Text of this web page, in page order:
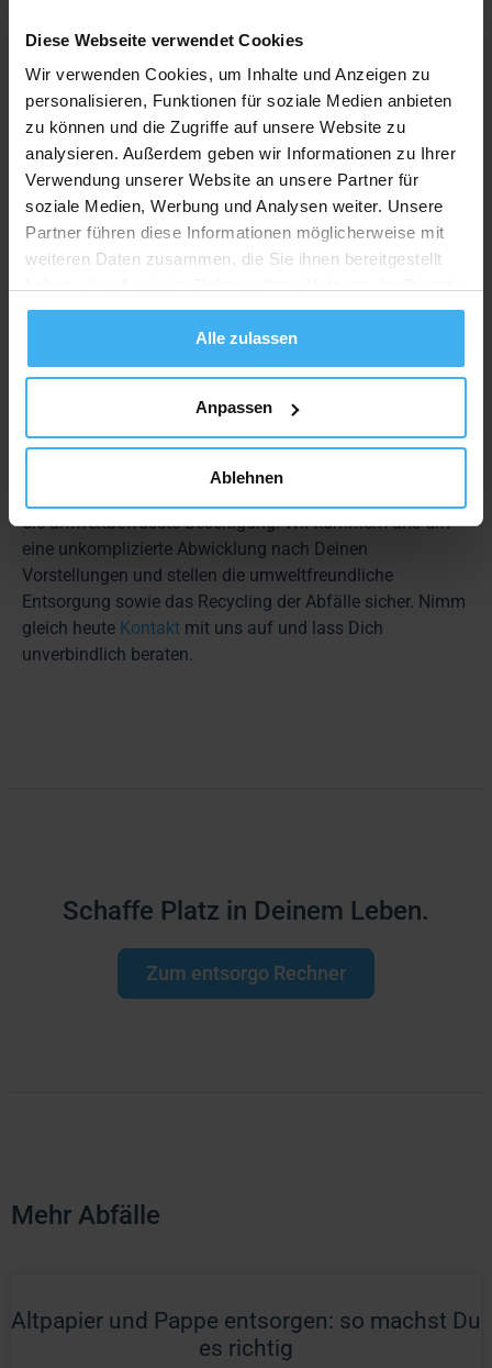
Diese Webseite verwendet Cookies
Wir verwenden Cookies, um Inhalte und Anzeigen zu
personalisieren, Funktionen für soziale Medien anbieten
zu können und die Zugriffe auf unsere Website zu
analysieren. Außerdem geben wir Informationen zu Ihrer
Verwendung unserer Website an unsere Partner für
soziale Medien, Werbung und Analysen weiter. Unsere
Partner führen diese Informationen möglicherweise mit
weiteren Daten zusammen, die Sie ihnen bereitgestellt
gesammelt haben.
Alle zulassen
Anpassen
Ablehnen
Regel über die Verpackung. Zum Beispiel über einen
grünen Punkt darauf oder einen anderen Hinweis zur
richtigen Entsorgung. Auch auf den Seiten der Hersteller
erhältst Du oft eine Auskunft über die möglichen
Entsorgungswege.
Findest Du keine Informationen zur Entsorgung der
Kaffeekapseln der jeweiligen Marke, gehören diese in den
Restmüll. Dort werden sie gemeinsam mit anderen nicht-
verwertbaren Abfällen in einer Müllverbrennungsanlage
zur Energiegewinnung verbrannt.
Kaffeekapseln gewerblich
entsorgen
Du betreibst ein Café, Restaurant oder ähnliches und
musst große Mengen der Kaffeekapseln fachgerecht
die umweltbewusste Beseitigung. Wir kümmern uns um
eine unkomplizierte Abwicklung nach Deinen
Vorstellungen und stellen die umweltfreundliche
Entsorgung sowie das Recycling der Abfälle sicher. Nimm
gleich heute Kontakt mit uns auf und lass Dich
unverbindlich beraten.
Schaffe Platz in Deinem Leben.
Zum entsorgo Rechner
Mehr Abfälle
Altpapier und Pappe entsorgen: so machst Du
es richtig